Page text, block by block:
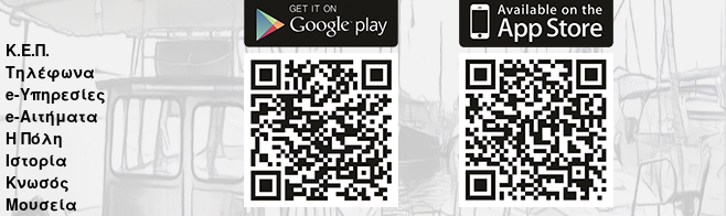
Κ.Ε.Π.
Τηλέφωνα
e-Υπηρεσίες
e-Αιτήματα
Η Πόλη
Ιστορία
Κνωσός
Μουσεία